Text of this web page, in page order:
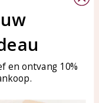
WhatsApp Ma-Vr
17:00
0850003187
en ontvang 10%